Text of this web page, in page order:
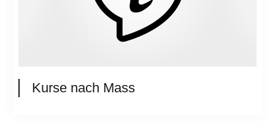
Kurse nach Mass